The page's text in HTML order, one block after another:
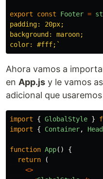
export const Footer =
padding: 20px;
background: maroon;
color: #fff;`
Ahora vamos a
en App.js y le vamos
adicional que
import { GlobalStyle }
import
{ Container,
function App()
{
return
(
<>